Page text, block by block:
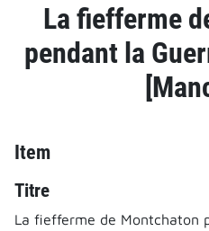
La fiefferme
pendant la
Item
Titre
La fiefferme de Montchaton